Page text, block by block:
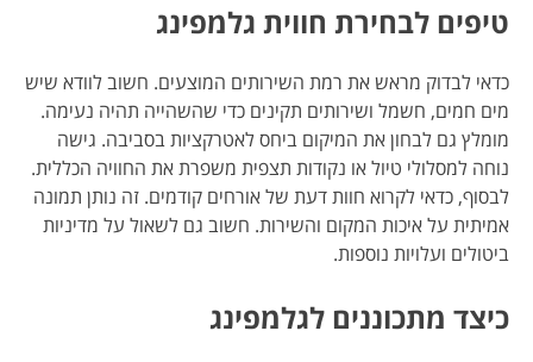
טיפים לבחירת חווית גלמפינג
כדאי לבדוק מראש את רמת השירותים המוצעים. חשוב לוודא שיש
מים חמים, חשמל ושירותים תקינים כדי שהשהייה תהיה נעימה.
מומלץ גם לבחון את המיקום ביחס לאטרקציות בסביבה. גישה
נוחה למסלולי טיול או נקודות תצפית משפרת את החוויה הכללית.
לבסוף, כדאי לקרוא חוות דעת של אורחים קודמים. זה נותן תמונה
אמיתית על איכות המקום והשירות. חשוב גם לשאול על מדיניות
ביטולים ועלויות נוספות.
כיצד מתכוננים לגלמפינג